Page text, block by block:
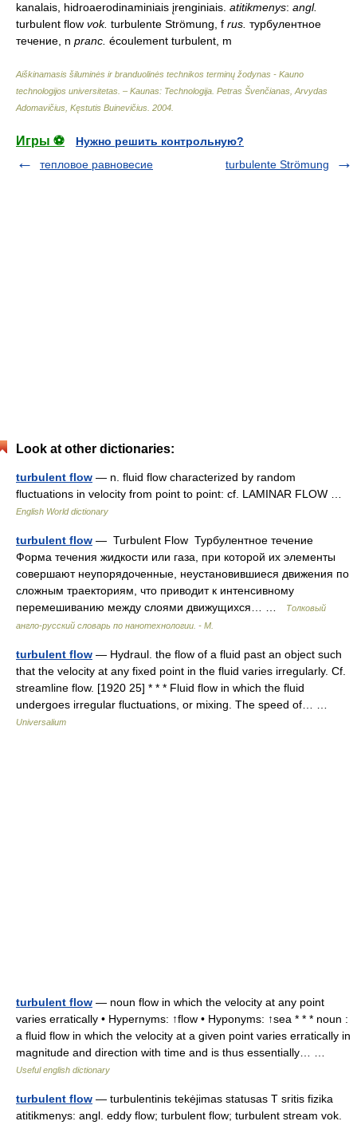
kanalais, hidroaerodinaminiais įrenginiais. atitikmenys: angl.
turbulent flow vok. turbulente Strömung, f rus. турбулентное
течение, n pranc. écoulement turbulent, m
Aiškinamasis šiluminės ir branduolinės technikos terminų žodynas - Kauno
technologijos universitetas. – Kaunas: Technologija Petras Švenčianas, Arvydas
Adomavičius, Kęstutis Buinevičius 2004
Игры ⚽
Нужно решить контрольную?
тепловое равновесие
turbulente Strömung
Look at other dictionaries:
turbulent flow — n. fluid flow characterized by random
fluctuations in velocity from point to point: cf. LAMINAR FLOW …
English World dictionary
turbulent flow — Turbulent Flow Турбулентное течение
Форма течения жидкости или газа, при которой их элементы
совершают неупорядоченные, неустановившиеся движения по
сложным траекториям, что приводит к интенсивному
перемешиванию между слоями движущихся… …
Толковый
англо-русский словарь по нанотехнологии. - М.
turbulent flow — Hydraul. the flow of a fluid past an object such
that the velocity at any fixed point in the fluid varies irregularly. Cf.
streamline flow. [1920 25] * * * Fluid flow in which the fluid
undergoes irregular fluctuations, or mixing. The speed of… …
Universalium
turbulent flow — noun flow in which the velocity at any point
varies erratically • Hypernyms: ↑flow • Hyponyms: ↑sea * * * noun :
a fluid flow in which the velocity at a given point varies erratically in
magnitude and direction with time and is thus essentially… …
Useful english dictionary
turbulent flow — turbulentinis tekėjimas statusas T sritis fizika
atitikmenys: angl. eddy flow; turbulent flow; turbulent stream vok.